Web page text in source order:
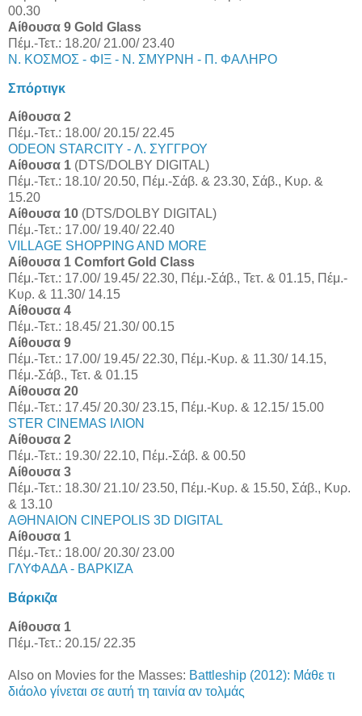
00.30
Αίθουσα 9 Gold Glass
Πέμ.-Τετ.: 18.20/ 21.00/ 23.40
Ν. ΚΟΣΜΟΣ - ΦΙΞ - Ν. ΣΜΥΡΝΗ - Π. ΦΑΛΗΡΟ
Σπόρτιγκ
Αίθουσα 2
Πέμ.-Τετ.: 18.00/ 20.15/ 22.45
ODEON STARCITY - Λ. ΣΥΓΓΡΟΥ
Αίθουσα 1 (DTS/DOLBY DIGITAL)
Πέμ.-Τετ.: 18.10/ 20.50, Πέμ.-Σάβ. & 23.30, Σάβ., Κυρ. &
15.20
Αίθουσα 10 (DTS/DOLBY DIGITAL)
Πέμ.-Τετ.: 17.00/ 19.40/ 22.40
VILLAGE SHOPPING AND MORE
Αίθουσα 1 Comfort Gold Class
Πέμ.-Τετ.: 17.00/ 19.45/ 22.30, Πέμ.-Σάβ., Τετ. & 01.15, Πέμ.-
Κυρ. & 11.30/ 14.15
Αίθουσα 4
Πέμ.-Τετ.: 18.45/ 21.30/ 00.15
Αίθουσα 9
Πέμ.-Τετ.: 17.00/ 19.45/ 22.30, Πέμ.-Κυρ. & 11.30/ 14.15,
Πέμ.-Σάβ., Τετ. & 01.15
Αίθουσα 20
Πέμ.-Τετ.: 17.45/ 20.30/ 23.15, Πέμ.-Κυρ. & 12.15/ 15.00
STER CINEMAS ΙΛΙΟΝ
Αίθουσα 2
Πέμ.-Τετ.: 19.30/ 22.10, Πέμ.-Σάβ. & 00.50
Αίθουσα 3
Πέμ.-Τετ.: 18.30/ 21.10/ 23.50, Πέμ.-Κυρ. & 15.50, Σάβ., Κυρ.
& 13.10
ΑΘΗΝΑΙΟΝ CINEPOLIS 3D DIGITAL
Αίθουσα 1
Πέμ.-Τετ.: 18.00/ 20.30/ 23.00
ΓΛΥΦΑΔΑ - ΒΑΡΚΙΖΑ
Βάρκιζα
Αίθουσα 1
Πέμ.-Τετ.: 20.15/ 22.35
Also on Movies for the Masses: Battleship (2012): Μάθε τι
διάολο γίνεται σε αυτή τη ταινία αν τολμάς